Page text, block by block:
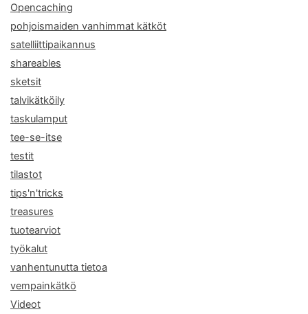
Opencaching
pohjoismaiden vanhimmat kätköt
satelliittipaikannus
shareables
sketsit
talvikätköily
taskulamput
tee-se-itse
testit
tilastot
tips'n'tricks
treasures
tuotearviot
työkalut
vanhentunutta tietoa
vempainkätkö
Videot